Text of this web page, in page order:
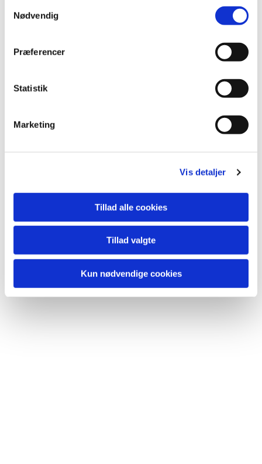
Nødvendig
Præferencer
Statistik
Marketing
Vis detaljer
Tillad alle cookies
Tillad valgte
Kun nødvendige cookies